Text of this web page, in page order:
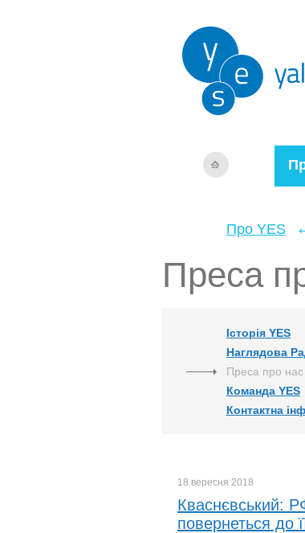
Про YES
Преса
Історія YES
Наглядова
Преса про нас
Команда YES
Контактна
18 вересня 2018
Кваснєвський:
повернеться до